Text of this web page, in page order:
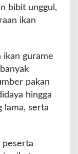
bibit unggul,
ikan
ikan gurame
pakan
hingga
lama, serta
peserta